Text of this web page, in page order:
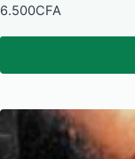
6.500CFA